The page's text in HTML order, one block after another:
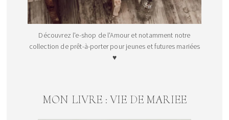
Découvrez l'e-shop de l'Amour et notamment notre
collection de prêt-à-porter pour jeunes et futures mariées
♥
MON LIVRE : VIE DE MARIEE